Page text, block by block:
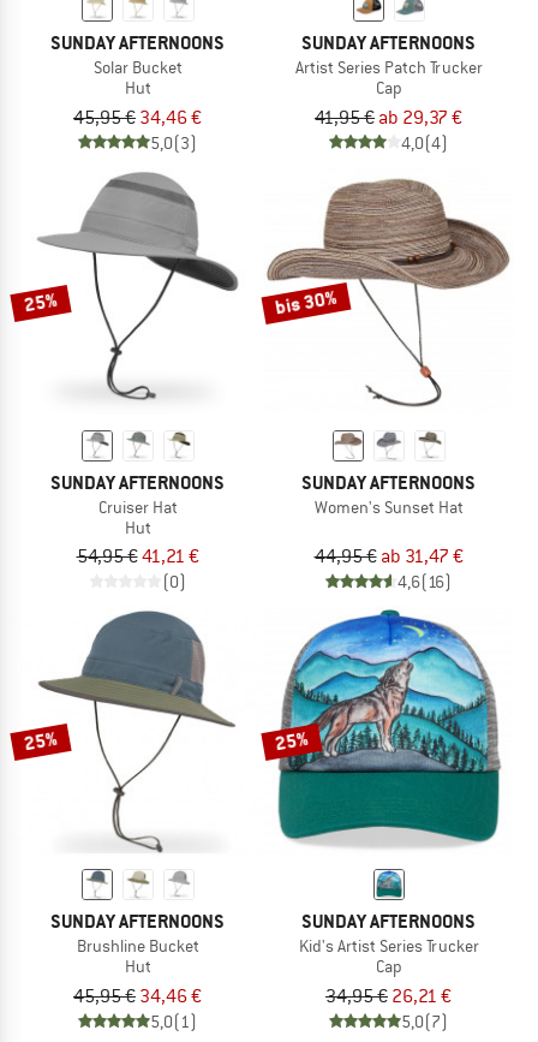
SUNDAY AFTERNOONS
Solar Bucket
Hut
45,95 € 34,46 €
5,0(3)
SUNDAY AFTERNOONS
Artist Series Patch Trucker
Cap
41,95 € ab 29,37 €
4,0(4)
25%
SUNDAY AFTERNOONS
Cruiser Hat
Hut
54,95 €41,21 €
(0)
bis 30%
SUNDAY AFTERNOONS
Women's Sunset Hat
44,95 € ab 31,47 €
4,6(16)
25%
SUNDAY AFTERNOONS
Brushline Bucket
Hut
45,95 € 34,46 €
5,0(1)
25%
SUNDAY AFTERNOONS
Kid's Artist Series Trucker
Cap
34,95 € 26,21 €
5,0(7)